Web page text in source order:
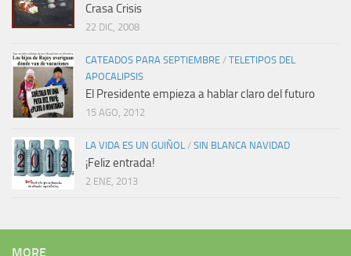
Crasa Crisis
22 DIC, 2008
CATEADOS PARA SEPTIEMBRE / TELETIPOS DEL
APOCALIPSIS
El Presidente empieza a hablar claro del futuro
15 AGO, 2012
LA VIDA ES UN GUIÑOL / SIN BLANCA NAVIDAD
¡Feliz entrada!
2 ENE, 2013
MORE